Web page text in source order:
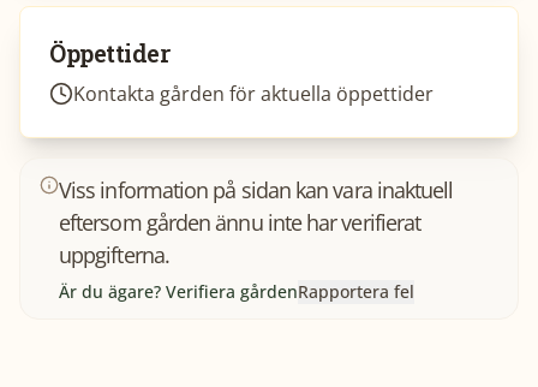
Öppettider
Kontakta gården för aktuella öppettider
Viss information på sidan kan vara inaktuell
eftersom gården ännu inte har verifierat
uppgifterna.
Är du ägare? Verifiera gårdenRapportera fel